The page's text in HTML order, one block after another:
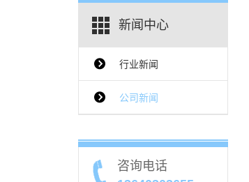
新闻中心
{$ClassName_en}
行业新闻
公司新闻
咨询电话